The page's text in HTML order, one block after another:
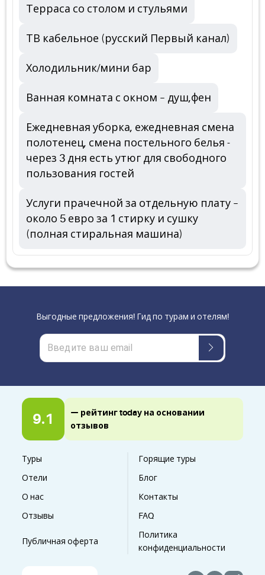
Терраса со столом и стульями
ТВ кабельное (русский Первый канал)
Холодильник/мини бар
Ванная комната с окном – душ,фен
Ежедневная уборка, ежедневная смена
полотенец, смена постельного белья -
через 3 дня есть утюг для свободного
пользования гостей
Услуги прачечной за отдельную плату –
около 5 евро за 1 стирку и сушку
(полная стиральная машина)
9.1
— рейтинг today на основании
отзывов
Туры
Горящие туры
Отели
Блог
О нас
Контакты
Отзывы
FAQ
Публичная оферта
Политика
конфиденциальности
Выгодные предложения! Гид по турам и отелям!